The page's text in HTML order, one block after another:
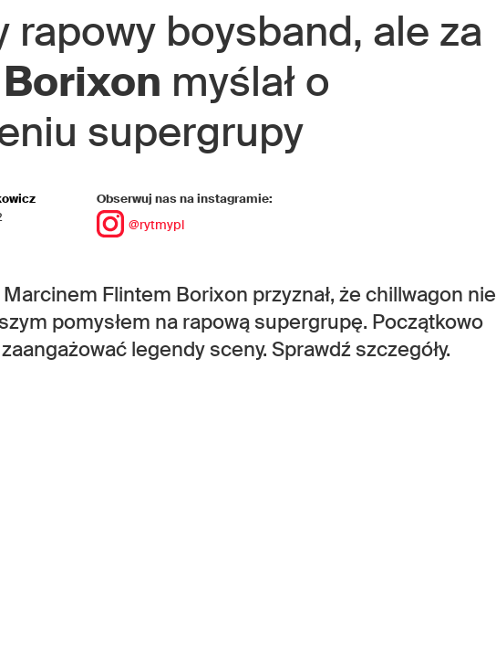
rapowy boysband, ale za
Borixon myślał o
supergrupy
Obserwuj nas na instagramie:
@rytmypl
Flintem Borixon przyznał, że chillwagon nie
pomysłem na rapową supergrupę. Początkowo
legendy sceny. Sprawdź szczegóły.